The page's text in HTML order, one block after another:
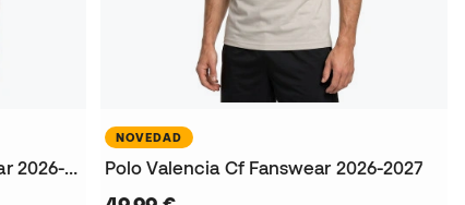
Camiseta Valencia Cf Fanswear 2026-2027
NOVEDAD
Polo Valencia Cf Fanswear 2026-2027